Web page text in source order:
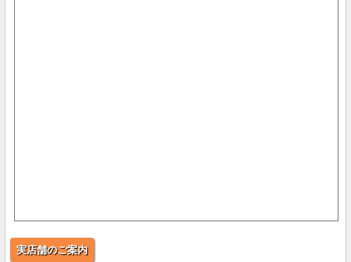
実店舗のご案内